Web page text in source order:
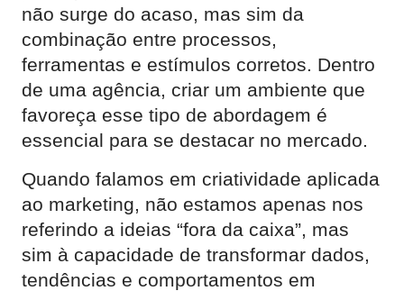
não surge do acaso, mas sim da
combinação entre processos,
ferramentas e estímulos corretos. Dentro
de uma agência, criar um ambiente que
favoreça esse tipo de abordagem é
essencial para se destacar no mercado.
Quando falamos em criatividade aplicada
ao marketing, não estamos apenas nos
referindo a ideias “fora da caixa”, mas
sim à capacidade de transformar dados,
tendências e comportamentos em